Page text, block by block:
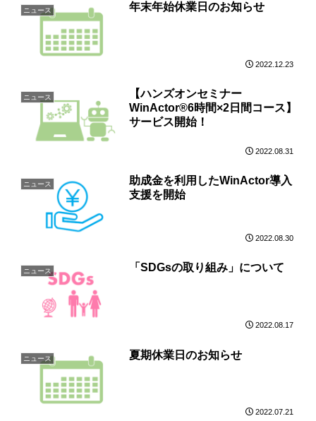
ニュース 年末年始休業日のお知らせ
2022.12.23
ニュース
【ハンズオンセミナー
WinActor®6時間×2日間コース】
サービス開始！
2022.08.31
ニュース
助成金を利用したWinActor導入
支援を開始
2022.08.30
ニュース 「SDGsの取り組み」について
2022.08.17
ニュース 夏期休業日のお知らせ
2022.07.21